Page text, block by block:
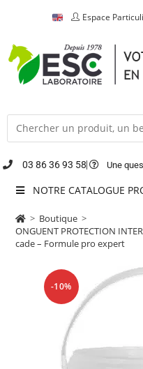
Espace
03 86 36 93 58 Une
NOTRE CATALOGUE
> Boutique >
ONGUENT PROTECTION
cade – Formule pro expert
-10%